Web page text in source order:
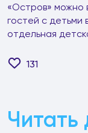
«Остров» можно
гостей с детьми
отдельная
131
Читать